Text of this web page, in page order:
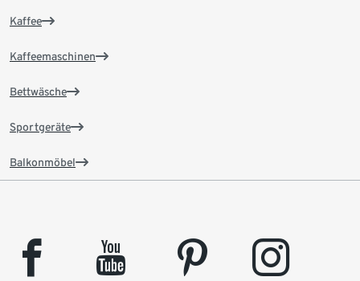
Kaffee
Kaffeemaschinen
Bettwäsche
Sportgeräte
Balkonmöbel
facebook youtube pinterest instagram